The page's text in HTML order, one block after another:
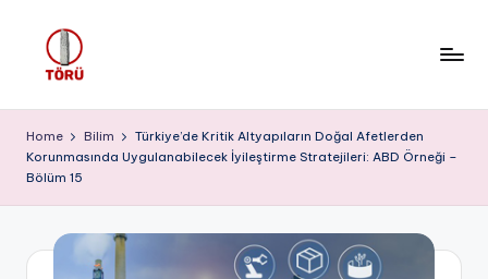
Ö
R
Ü
Home Bilim
Türkiye’de Kritik Altyapıların Doğal Afetlerden
Korunmasında Uygulanabilecek İyileştirme Stratejileri: ABD Örneği –
Bölüm 15